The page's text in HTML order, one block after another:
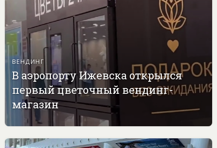
ВЕНДИНГ
В аэропорту Ижевска открылся
первый цветочный вендинг-
магазин